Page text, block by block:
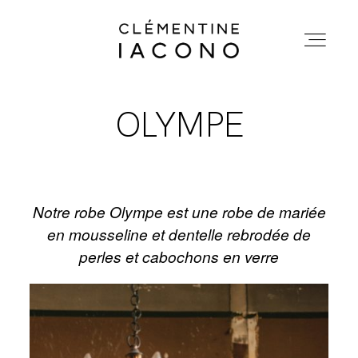
ACCUEIL
SHOWROOM
MARIÉES
CLEMENTINEIACONO
ACCUEIL
SHOWROOM
A PROPOS
OLYMPE
Notre robe Olympe est une robe de mariée
en mousseline et dentelle rebrodée de
perles et cabochons en verre